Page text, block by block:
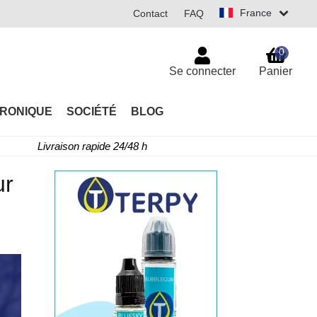
France
Contact FAQ
SOCIÉTÉ BLOG
Se connecter Panier
0
Livraison rapide 24/48 h